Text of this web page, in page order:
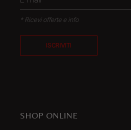
* Ricevi offerte e info
ISCRIVITI
SHOP ONLINE